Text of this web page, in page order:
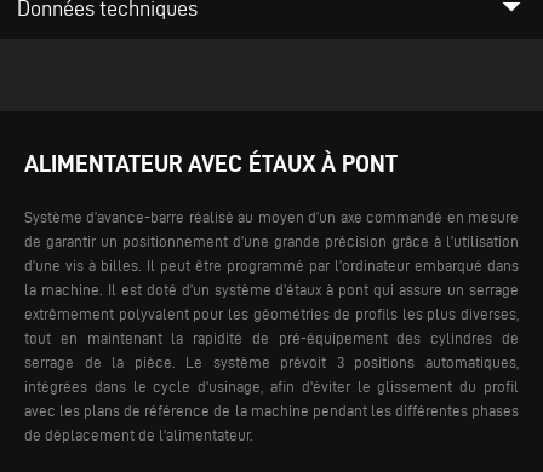
Données techniques
ALIMENTATEUR AVEC ÉTAUX À PONT
Système d’avance-barre réalisé au moyen d’un axe commandé en mesure
de garantir un positionnement d’une grande précision grâce à l’utilisation
d’une vis à billes. Il peut être programmé par l’ordinateur embarqué dans
la machine.
Il est doté d’un système d’étaux à pont qui assure un serrage
extrêmement polyvalent pour les géométries de profils les plus diverses,
tout en maintenant la rapidité de pré-équipement des cylindres de
serrage de la pièce. Le système prévoit 3 positions automatiques,
intégrées dans le cycle d'usinage, afin d'éviter le glissement du profil
avec les plans de référence de la machine pendant les différentes phases
de déplacement de l'alimentateur.